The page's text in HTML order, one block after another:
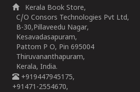
Kerala Book Store,
C/O Consors Technologies Pvt Ltd,
B-30,Pillaveedu Nagar,
Kesavadasapuram,
Pattom P O, Pin 695004
Thiruvananthapuram,
Kerala, India.
+919447945175,
+91471-2554670,